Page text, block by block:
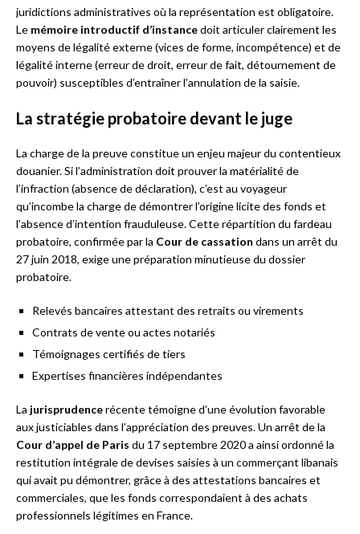
juridictions administratives où la représentation est obligatoire.
Le mémoire introductif d’instancedoit articuler clairement les
moyens de légalité externe (vices de forme, incompétence) et de
légalité interne (erreur de droit, erreur de fait, détournement de
pouvoir) susceptibles d’entraîner l’annulation de la saisie.
La stratégie probatoire devant le juge
La charge de la preuve constitue un enjeu majeur du contentieux
douanier. Si l’administration doit prouver la matérialité de
l’infraction (absence de déclaration), c’est au voyageur
qu’incombe la charge de démontrer l’origine licite des fonds et
l’absence d’intention frauduleuse. Cette répartition du fardeau
probatoire, confirmée par la Cour de cassation dans un arrêt du
27 juin 2018, exige une préparation minutieuse du dossier
probatoire.
Relevés bancaires attestant des retraits ou virements
Contrats de vente ou actes notariés
Témoignages certifiés de tiers
Expertises financières indépendantes
La jurisprudencerécente témoigne d’une évolution favorable
aux justiciables dans l’appréciation des preuves. Un arrêt de la
Cour d’appel de Paris du 17 septembre 2020 a ainsi ordonné la
restitution intégrale de devises saisies à un commerçant libanais
qui avait pu démontrer, grâce à des attestations bancaires et
commerciales, que les fonds correspondaient à des achats
professionnels légitimes en France.